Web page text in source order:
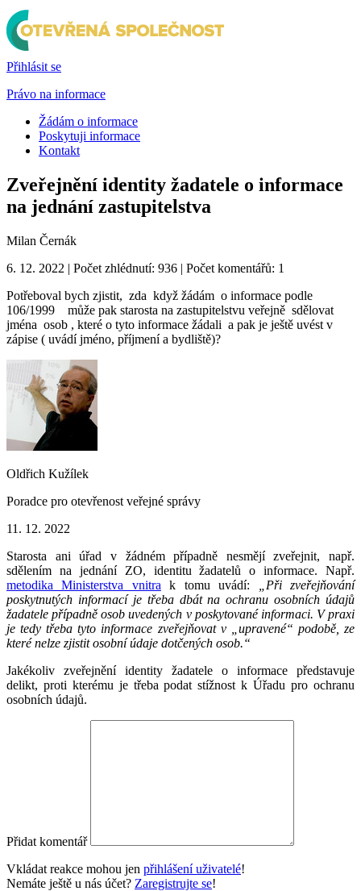
Přihlásit se
Právo na informace
Žádám o informace
Poskytuji informace
Kontakt
Zveřejnění identity žadatele o informace
na jednání zastupitelstva
Milan Černák
6. 12. 2022 | Počet zhlédnutí: 936 | Počet komentářů: 1
Potřeboval bych zjistit, zda když žádám o informace podle
106/1999 může pak starosta na zastupitelstvu veřejně sdělovat
jména osob , které o tyto informace žádali a pak je ještě uvést v
zápise ( uvádí jméno, příjmení a bydliště)?
Oldřich Kužílek
Poradce pro otevřenost veřejné správy
11. 12. 2022
Starosta ani úřad v žádném případně nesmějí zveřejnit, např.
sdělením na jednání ZO, identitu žadatelů o informace. Např.
metodika Ministerstva vnitra k tomu uvádí:
„Při zveřejňování
poskytnutých informací je třeba dbát na ochranu osobních údajů
žadatele případně osob uvedených v poskytované informaci. V praxi
je tedy třeba tyto informace zveřejňovat v „upravené“ podobě, ze
které nelze zjistit osobní údaje dotčených osob.“
Jakékoliv zveřejnění identity žadatele o informace představuje
delikt, proti kterému je třeba podat stížnost k Úřadu pro ochranu
osobních údajů.
Přidat komentář
Vkládat reakce mohou jen přihlášení uživatelé!
Nemáte ještě u nás účet? Zaregistrujte se!